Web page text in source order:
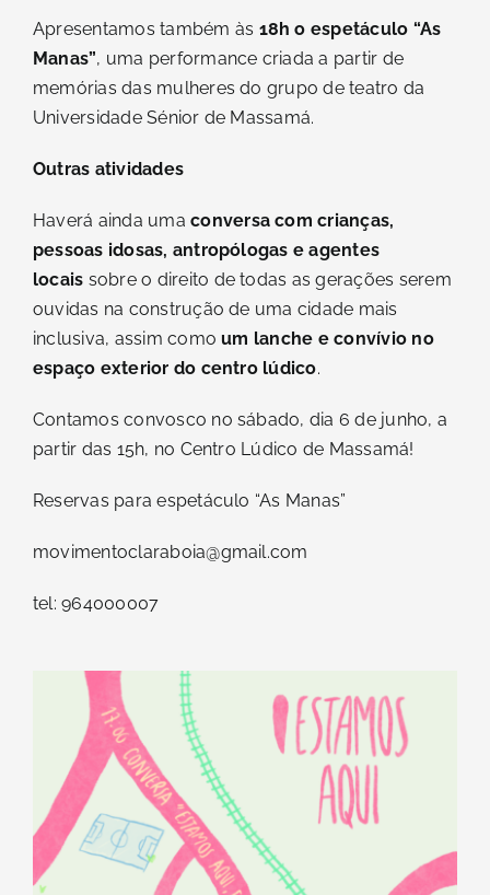
Apresentamos também às 18h o espetáculo “As
Manas”, uma performance criada a partir de
memórias das mulheres do grupo de teatro da
Universidade Sénior de Massamá.
Outras atividades
Haverá ainda umaconversa com crianças,
pessoas idosas, antropólogas e agentes
locais sobre o direito de todas as gerações serem
ouvidas na construção de uma cidade mais
inclusiva, assim comoum lanche e convívio no
espaço exterior do centro lúdico.
Contamos convosco no sábado, dia 6 de junho, a
partir das 15h, no Centro Lúdico de Massamá!
Reservas para espetáculo “As Manas”
movimentoclaraboia@gmail.com
tel: 964000007